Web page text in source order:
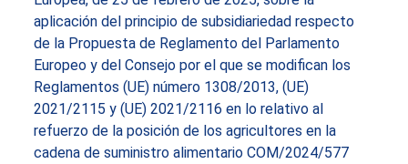
aplicación del principio de subsidiariedad respecto
de la Propuesta de Reglamento del Parlamento
Europeo y del Consejo por el que se modifican los
Reglamentos (UE) número 1308/2013, (UE)
2021/2115 y (UE) 2021/2116 en lo relativo al
refuerzo de la posición de los agricultores en la
cadena de suministro alimentario COM/2024/577